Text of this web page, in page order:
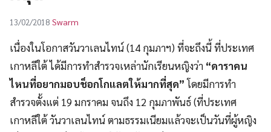
13/02/2018 Swarm
เนื่องในโอกาสวันวาเลนไทน์ (14 กุมภาฯ) ที่จะถึงนี้ ที่ประเทศ
เกาหลีใต้ ได้มีการทำสำรวจเหล่านักเรียนหญิงว่า “ดาราคน
ไหนที่อยากมอบช็อกโกแลตให้มากที่สุด”โดยมีการทำ
สำรวจตั้งแต่ 19 มกราคม จนถึง 12 กุมภาพันธ์ (ที่ประเทศ
เกาหลีใต้ วันวาเลนไทน์ ตามธรรมเนียมแล้วจะเป็นวันที่ผู้หญิง